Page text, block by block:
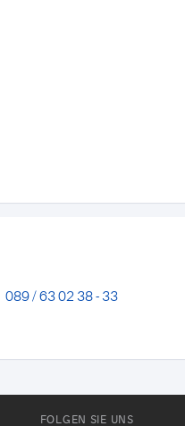
089 / 63 02 38 - 33
FOLGEN SIE UNS